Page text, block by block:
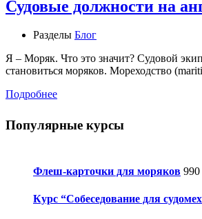
Судовые должности на
Разделы Блог
Я – Моряк. Что это значит? Судовой
становиться моряков. Мореходство
Подробнее
Популярные курсы
Флеш-карточки для моряков 990
Курс “Собеседование для